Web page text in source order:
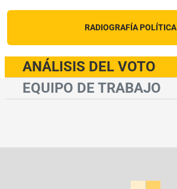
RADIOGRAFÍA POLÍTICA
ANÁLISIS DEL VOTO
EQUIPO DE TRABAJO